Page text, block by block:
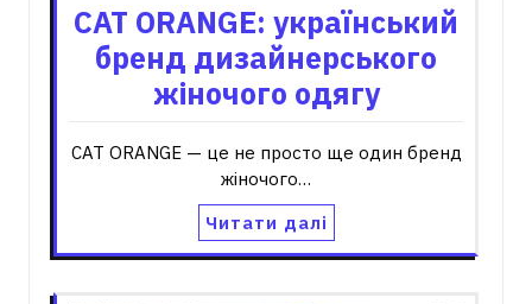
CAT ORANGE: український
бренд дизайнерського
жіночого одягу
CAT ORANGE — це не просто ще один бренд
жіночого…
Читати далі